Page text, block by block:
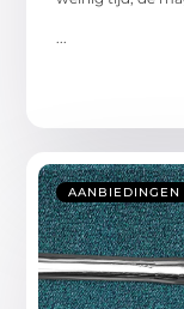
AANBIEDINGEN